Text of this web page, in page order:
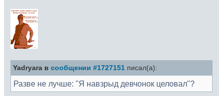
Yadryara в сообщении #1727151 писал(а):
Разве не лучше: "Я навзрыд девчонок целовал"?